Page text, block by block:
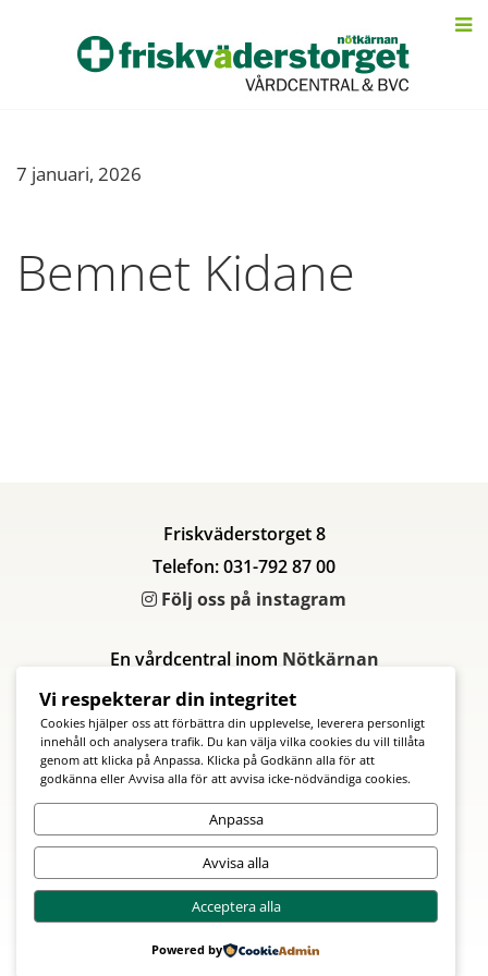
7 januari, 2026
Bemnet Kidane
Friskväderstorget 8
Telefon: 031-792 87 00
Följ oss på instagram
En vårdcentral inom Nötkärnan
Vi respekterar din integritet
Cookies hjälper oss att förbättra din upplevelse, leverera personligt
innehåll och analysera trafik. Du kan välja vilka cookies du vill tillåta
genom att klicka på Anpassa. Klicka på Godkänn alla för att
godkänna eller Avvisa alla för att avvisa icke-nödvändiga cookies.
Anpassa
Avvisa alla
Acceptera alla
Powered by